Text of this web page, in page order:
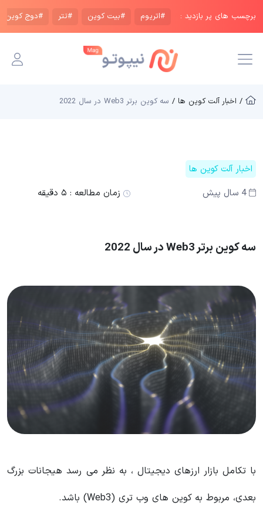
برچسب های پر بازدید : #اتریوم #بیت کوین #تتر #دوج کوین
/ اخبار آلت کوین ها / سه کوین برتر Web3 در سال 2022
اخبار آلت کوین ها
4 سال پیش
زمان مطالعه : ۵ دقیقه
سه کوین برتر Web3 در سال 2022
با تکامل بازار ارزهای دیجیتال ، به نظر می رسد هیجانات بزرگ
بعدی، مربوط به کوین های وب تری (Web3) باشد.